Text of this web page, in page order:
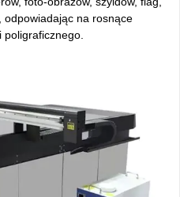
odpowiadając na rosnące